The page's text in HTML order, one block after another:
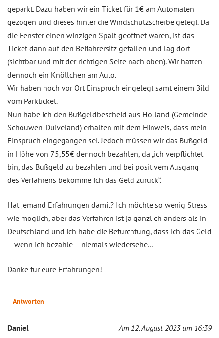
geparkt. Dazu haben wir ein Ticket für 1€ am Automaten
gezogen und dieses hinter die Windschutzscheibe gelegt. Da
die Fenster einen winzigen Spalt geöffnet waren, ist das
Ticket dann auf den Beifahrersitz gefallen und lag dort
(sichtbar und mit der richtigen Seite nach oben). Wir hatten
dennoch ein Knöllchen am Auto.
Wir haben noch vor Ort Einspruch eingelegt samt einem Bild
vom Parkticket.
Nun habe ich den Bußgeldbescheid aus Holland (Gemeinde
Schouwen-Duiveland) erhalten mit dem Hinweis, dass mein
Einspruch eingegangen sei. Jedoch müssen wir das Bußgeld
in Höhe von 75,55€ dennoch bezahlen, da „ich verpflichtet
bin, das Bußgeld zu bezahlen und bei positivem Ausgang
des Verfahrens bekomme ich das Geld zurück“.
Hat jemand Erfahrungen damit? Ich möchte so wenig Stress
wie möglich, aber das Verfahren ist ja gänzlich anders als in
Deutschland und ich habe die Befürchtung, dass ich das Geld
– wenn ich bezahle – niemals wiedersehe…
Danke für eure Erfahrungen!
Antworten
Daniel Am 12. August 2023 um 16:39